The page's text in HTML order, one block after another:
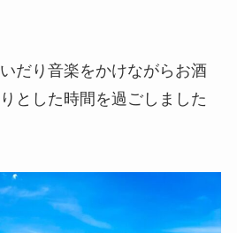
だり音楽をかけながらお酒
とした時間を過ごしました